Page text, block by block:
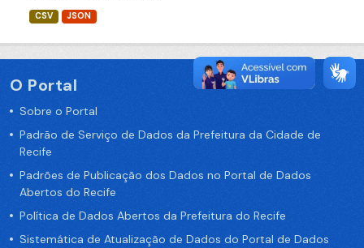
CSV JSON
O Portal
Sobre o Portal
Padrão de Serviço de Dados da Prefeitura da Cidade de
Recife
Padrões de Publicação dos Dados no Portal de Dados
Abertos do Recife
Política de Dados Abertos da Prefeitura do Recife
Sistemática de Atualização de Dados do Portal de Dados